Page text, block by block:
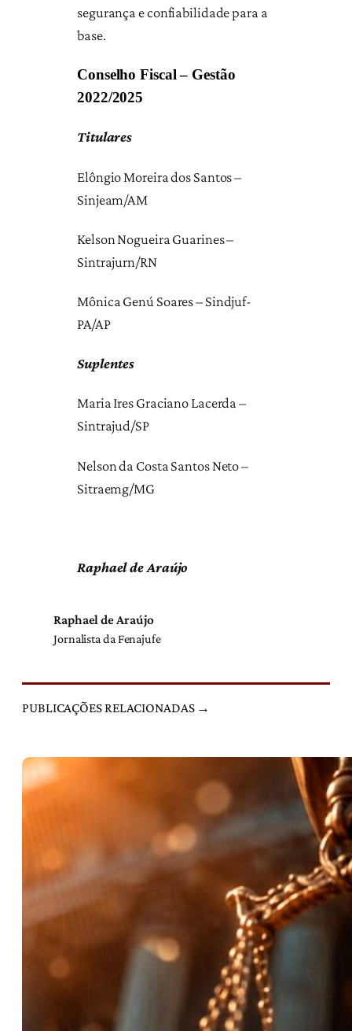
segurança e confiabilidade para a
base.
Conselho Fiscal – Gestão
2022/2025
Titulares
Elôngio Moreira dos Santos –
Sinjeam/AM
Kelson Nogueira Guarines –
Sintrajurn/RN
Mônica Genú Soares – Sindjuf-
PA/AP
Suplentes
Maria Ires Graciano Lacerda –
Sintrajud/SP
Nelson da Costa Santos Neto –
Sitraemg/MG
Raphael de Araújo
Raphael de Araújo
Jornalista da Fenajufe
PUBLICAÇÕES RELACIONADAS →